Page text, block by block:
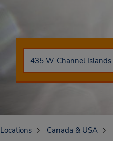
Locations Canada & USA